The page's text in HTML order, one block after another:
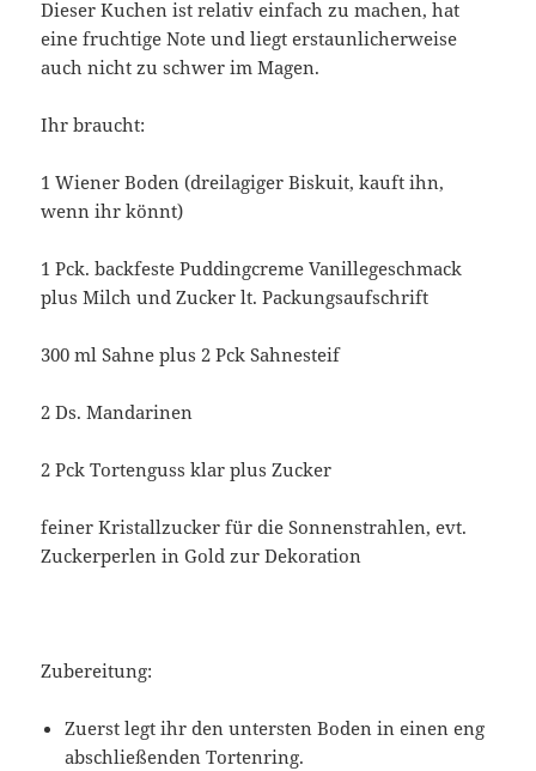
Dieser Kuchen ist relativ einfach zu machen, hat
eine fruchtige Note und liegt erstaunlicherweise
auch nicht zu schwer im Magen.
Ihr braucht:
1 Wiener Boden (dreilagiger Biskuit, kauft ihn,
wenn ihr könnt)
1 Pck. backfeste Puddingcreme Vanillegeschmack
plus Milch und Zucker lt. Packungsaufschrift
300 ml Sahne plus 2 Pck Sahnesteif
2 Ds. Mandarinen
2 Pck Tortenguss klar plus Zucker
feiner Kristallzucker für die Sonnenstrahlen, evt.
Zuckerperlen in Gold zur Dekoration
Zubereitung:
Zuerst legt ihr den untersten Boden in einen eng
abschließenden Tortenring.